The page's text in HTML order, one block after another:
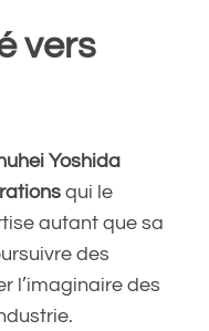
vers
Yoshida
qui le
autant que sa
des
l’imaginaire des